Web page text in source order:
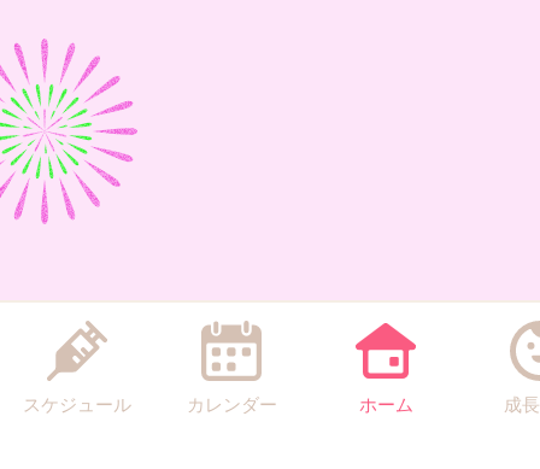
スケジュール カレンダー ホーム 成